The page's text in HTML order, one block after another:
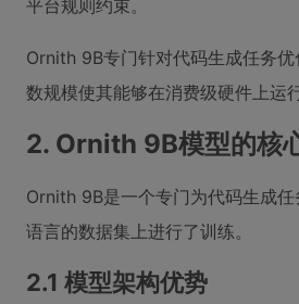
平台规则约束。
Ornith 9B专门针对代码生成任务
数规模使其能够在消费级硬件上运
2. Ornith 9B模型的核
Ornith 9B是一个专门为代码生成
语言的数据集上进行了训练。
2.1 模型架构优势